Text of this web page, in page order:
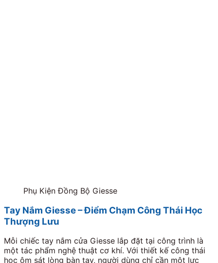
Phụ Kiện Đồng Bộ Giesse
Tay Nắm Giesse – Điểm Chạm Công Thái Học
Thượng Lưu
Mỗi chiếc tay nắm cửa Giesse lắp đặt tại công trình là
một tác phẩm nghệ thuật cơ khí. Với thiết kế công thái
học ôm sát lòng bàn tay, người dùng chỉ cần một lực